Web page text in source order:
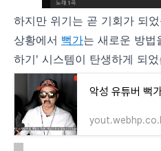
하지만 위기는 곧 기회가 되
상황에서 뻑가는 새로운 방법
하기' 시스템이 탄생하게 되었